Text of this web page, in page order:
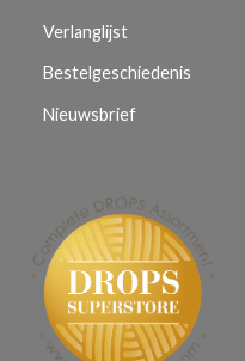
Verlanglijst
Bestelgeschiedenis
Nieuwsbrief